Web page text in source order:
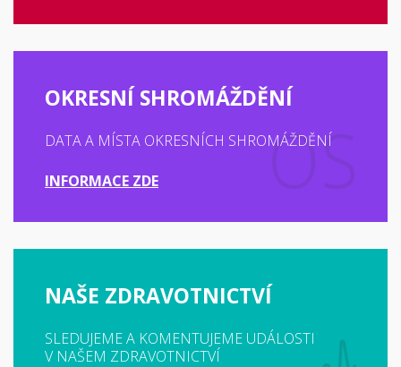
OKRESNÍ SHROMÁŽDĚNÍ
DATA A MÍSTA OKRESNÍCH SHROMÁŽDĚNÍ
INFORMACE ZDE
NAŠE ZDRAVOTNICTVÍ
SLEDUJEME A KOMENTUJEME UDÁLOSTI
V NAŠEM ZDRAVOTNICTVÍ